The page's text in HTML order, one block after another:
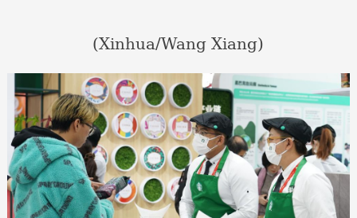
(Xinhua/Wang Xiang)